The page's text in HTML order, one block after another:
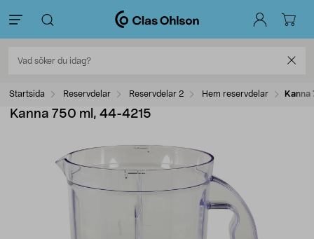
Startsida Reservdelar Reservdelar 2 Hem reservdelar Kanna
Kanna 750 ml, 44-4215